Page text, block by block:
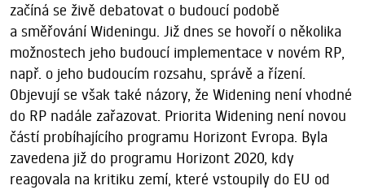
začíná se živě debatovat o budoucí podobě
a směřování Wideningu. Již dnes se hovoří o několika
možnostech jeho budoucí implementace v novém RP,
např. o jeho budoucím rozsahu, správě a řízení.
Objevují se však také názory, že Widening není vhodné
do RP nadále zařazovat. Priorita Widening není novou
částí probíhajícího programu Horizont Evropa. Byla
zavedena již do programu Horizont 2020, kdy
reagovala na kritiku zemí, které vstoupily do EU od